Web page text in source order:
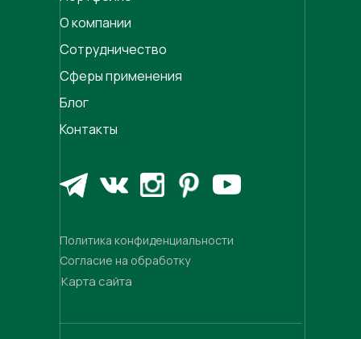
Политика конфиденциальности
Согласие на обработку
Карта сайта
Сотрудничество
О компании
Сферы применения
Контакты
Блог